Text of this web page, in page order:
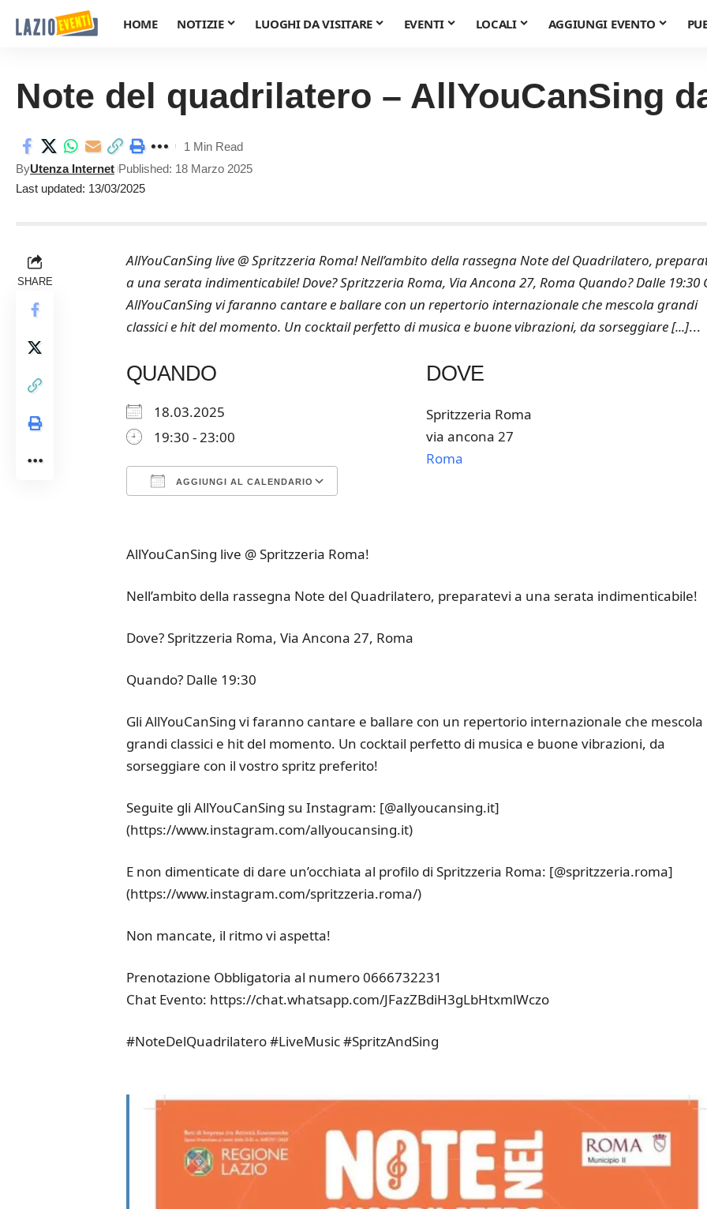
HOME NOTIZIE LUOGHI DA VISITARE EVENTI LOCALI AGGIUNGI EVENTO
Note del quadrilatero – AllYouCanSing
Last updated: 13/03/2025
ByUtenza Internet Published: 18 Marzo 2025
1 Min Read
SHARE
AllYouCanSing live @ Spritzzeria Roma! Nell’ambito della rassegna Note del Quadrilatero,
a una serata indimenticabile! Dove? Spritzzeria Roma, Via Ancona 27, Roma Quando? Dalle 19:30
AllYouCanSing vi faranno cantare e ballare con un repertorio internazionale che mescola grandi
classici e hit del momento. Un cocktail perfetto di musica e buone vibrazioni, da sorseggiare [...]...
QUANDO
18.03.2025
19:30 - 23:00
AGGIUNGI AL CALENDARIO
DOVE
Spritzzeria Roma
via ancona 27
Roma
AllYouCanSing live @ Spritzzeria Roma!
Nell’ambito della rassegna Note del Quadrilatero, preparatevi a una serata indimenticabile!
Dove? Spritzzeria Roma, Via Ancona 27, Roma
Quando? Dalle 19:30
Gli AllYouCanSing vi faranno cantare e ballare con un repertorio internazionale che mescola
grandi classici e hit del momento. Un cocktail perfetto di musica e buone vibrazioni, da
sorseggiare con il vostro spritz preferito!
Seguite gli AllYouCanSing su Instagram: [@allyoucansing.it]
(https://www.instagram.com/allyoucansing.it)
E non dimenticate di dare un’occhiata al profilo di Spritzzeria Roma: [@spritzzeria.roma]
(https://www.instagram.com/spritzzeria.roma/)
Non mancate, il ritmo vi aspetta!
Prenotazione Obbligatoria al numero 0666732231
Chat Evento: https://chat.whatsapp.com/JFazZBdiH3gLbHtxmlWczo
#NoteDelQuadrilatero #LiveMusic #SpritzAndSing